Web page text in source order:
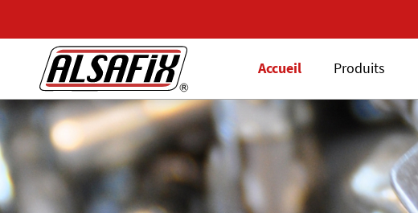
Accueil Produits